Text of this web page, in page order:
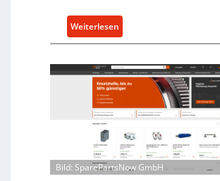
u
z
f
ü
r
i
i
r
Weiterlesen
C
l
l
n
t
w
Bild: SparePartsNow GmbH